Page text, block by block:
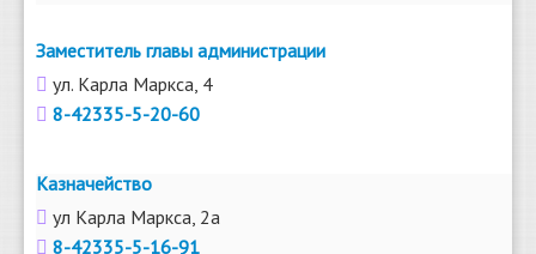
Заместитель главы администрации
ул. Карла Маркса, 4
8-42335-5-20-60
Казначейство
ул Карла Маркса, 2а
8-42335-5-16-91